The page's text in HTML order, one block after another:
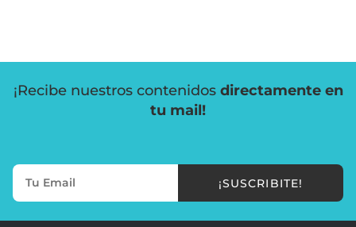
¡Recibe nuestros contenidos directamente en
tu mail!
¡SUSCRIBITE!